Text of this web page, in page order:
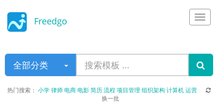
Freedgo
全部分类
热门搜索： 小学律师电商电影简历流程 项目管理 组织架构 计算机运营
换一批